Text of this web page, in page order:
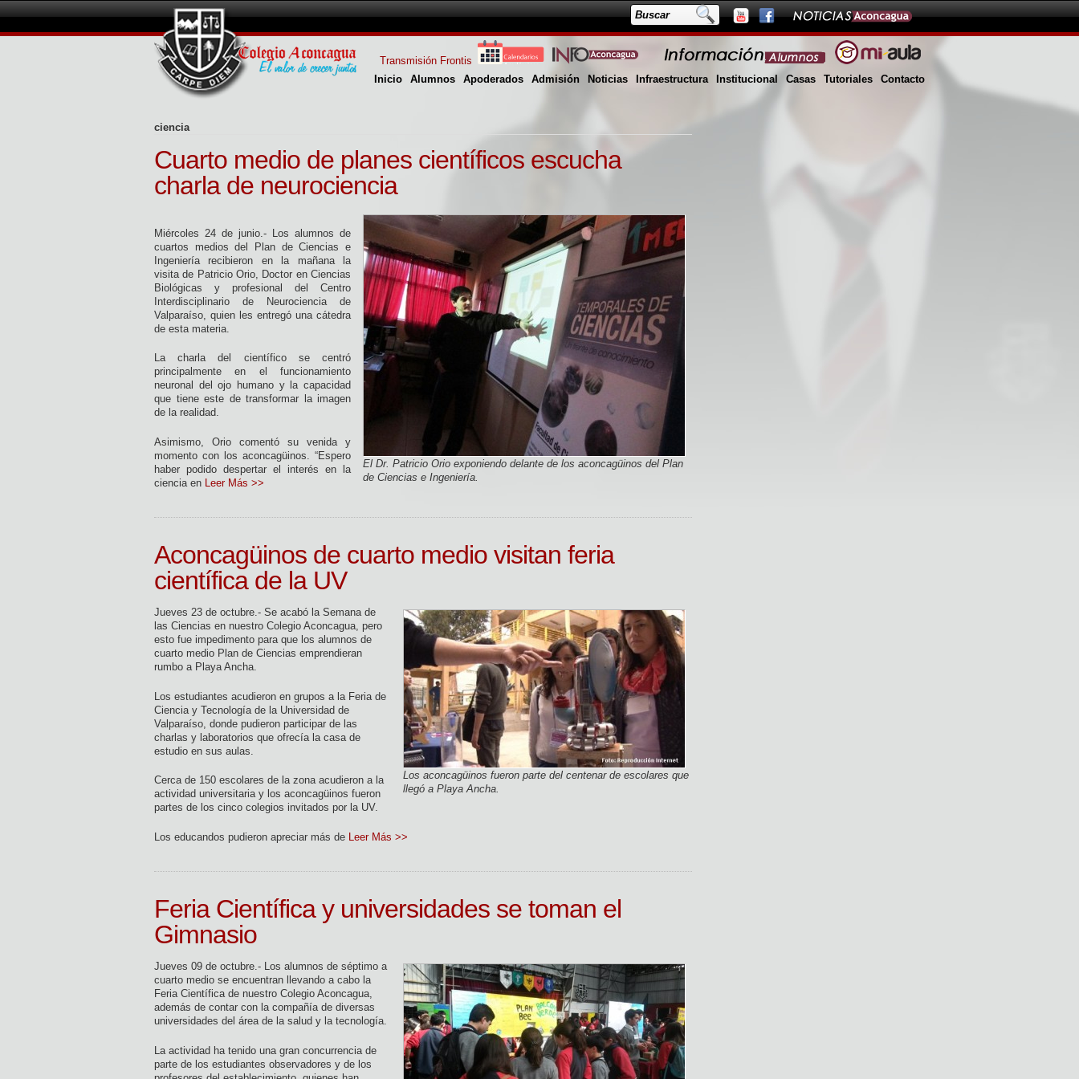
Inicio Alumnos Apoderados Admisión Noticias Infraestructura Institucional Casas Tutoriales Contacto
Transmisión Frontis
ciencia
Cuarto medio de planes científicos escucha
charla de neurociencia
El Dr. Patricio Orio exponiendo delante de los aconcagüinos del Plan
de Ciencias e Ingeniería.
Miércoles 24 de junio.- Los alumnos de
cuartos medios del Plan de Ciencias e
Ingeniería recibieron en la mañana la
visita de Patricio Orio, Doctor en Ciencias
Biológicas y profesional del Centro
Interdisciplinario de Neurociencia de
Valparaíso, quien les entregó una cátedra
de esta materia.
La charla del científico se centró
principalmente en el funcionamiento
neuronal del ojo humano y la capacidad
que tiene este de transformar la imagen
de la realidad.
Asimismo, Orio comentó su venida y
momento con los aconcagüinos. “Espero
haber podido despertar el interés en la
ciencia en Leer Más >>
Aconcagüinos de cuarto medio visitan feria
científica de la UV
Los aconcagüinos fueron parte del centenar de escolares que
llegó a Playa Ancha.
Jueves 23 de octubre.- Se acabó la Semana de
las Ciencias en nuestro Colegio Aconcagua, pero
esto fue impedimento para que los alumnos de
cuarto medio Plan de Ciencias emprendieran
rumbo a Playa Ancha.
Los estudiantes acudieron en grupos a la Feria de
Ciencia y Tecnología de la Universidad de
Valparaíso, donde pudieron participar de las
charlas y laboratorios que ofrecía la casa de
estudio en sus aulas.
Cerca de 150 escolares de la zona acudieron a la
actividad universitaria y los aconcagüinos fueron
partes de los cinco colegios invitados por la UV.
Los educandos pudieron apreciar más de Leer Más >>
Feria Científica y universidades se toman el
Gimnasio
Jueves 09 de octubre.- Los alumnos de séptimo a
cuarto medio se encuentran llevando a cabo la
Feria Científica de nuestro Colegio Aconcagua,
además de contar con la compañía de diversas
universidades del área de la salud y la tecnología.
La actividad ha tenido una gran concurrencia de
parte de los estudiantes observadores y de los